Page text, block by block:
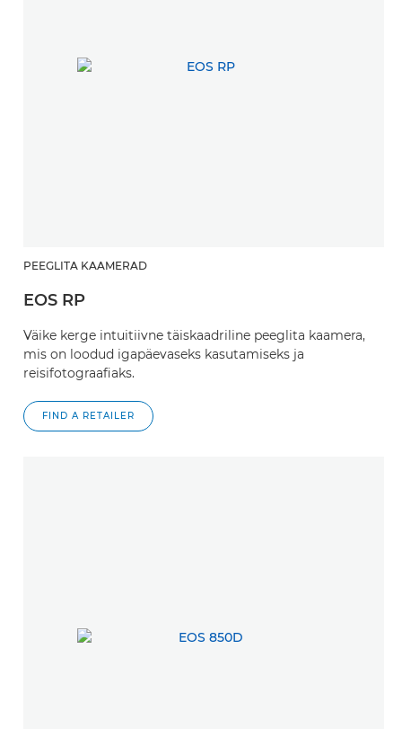
PEEGLITA KAAMERAD
EOS RP
Väike kerge intuitiivne täiskaadriline peeglita kaamera,
mis on loodud igapäevaseks kasutamiseks ja
reisifotograafiaks.
FIND A RETAILER